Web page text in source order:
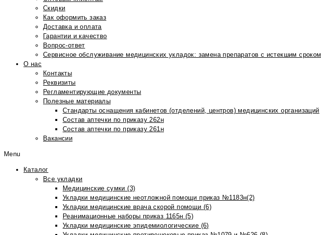
Скидки
Как оформить заказ
Доставка и оплата
Гарантии и качество
Вопрос-ответ
Сервисное обслуживание медицинских укладок: замена препаратов с истекшим сроком
О нас
Контакты
Реквизиты
Регламентирующие документы
Полезные материалы
Стандарты оснащения кабинетов (отделений, центров) медицинских организаций
Состав аптечки по приказу 262н
Состав аптечки по приказу 261н
Вакансии
Menu
Каталог
Все укладки
Медицинские сумки (3)
Укладки медицинские неотложной помощи приказ №1183н(2)
Укладки медицинские врача скорой помощи (6)
Реанимационные наборы приказ 1165н (5)
Укладки медицинские эпидемиологические (6)